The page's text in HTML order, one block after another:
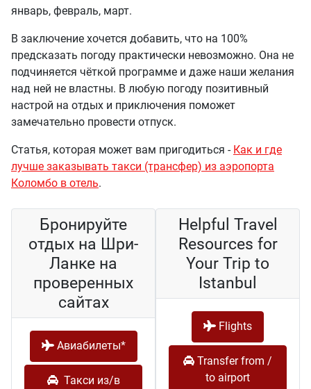
январь, февраль, март.
В заключение хочется добавить, что на 100%
предсказать погоду практически невозможно. Она не
подчиняется чёткой программе и даже наши желания
над ней не властны. В любую погоду позитивный
настрой на отдых и приключения поможет
замечательно провести отпуск.
Статья, которая может вам пригодиться - Как и где
лучше заказывать такси (трансфер) из аэропорта
Коломбо в отель.
Бронируйте
отдых на Шри-
Ланке на
проверенных
сайтах
Авиабилеты*
Такси из/в
Helpful Travel
Resources for
Your Trip to
Istanbul
Flights
Transfer from /
to airport